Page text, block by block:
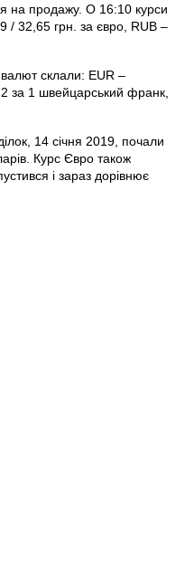
на продажу. О 16:10 курси
/ 32,65 грн. за євро, RUB –
валют склали: EUR –
за 1 швейцарський франк,
14 січня 2019, почали
Курс Євро також
і зараз дорівнює